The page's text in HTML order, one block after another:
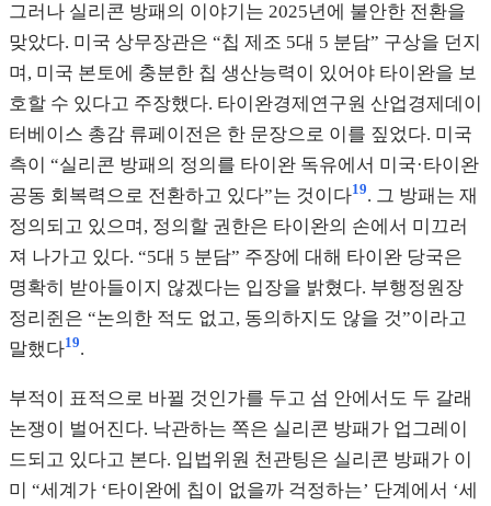
그러나 실리콘 방패의 이야기는 2025년에 불안한 전환을
맞았다. 미국 상무장관은 “칩 제조 5대 5 분담” 구상을 던지
며, 미국 본토에 충분한 칩 생산능력이 있어야 타이완을 보
호할 수 있다고 주장했다. 타이완경제연구원 산업경제데이
터베이스 총감 류페이전은 한 문장으로 이를 짚었다. 미국
측이 “실리콘 방패의 정의를 타이완 독유에서 미국·타이완
공동 회복력으로 전환하고 있다”는 것이다19. 그 방패는 재
정의되고 있으며, 정의할 권한은 타이완의 손에서 미끄러
져 나가고 있다. “5대 5 분담” 주장에 대해 타이완 당국은
명확히 받아들이지 않겠다는 입장을 밝혔다. 부행정원장
정리쥔은 “논의한 적도 없고, 동의하지도 않을 것”이라고
말했다19.
부적이 표적으로 바뀔 것인가를 두고 섬 안에서도 두 갈래
논쟁이 벌어진다. 낙관하는 쪽은 실리콘 방패가 업그레이
드되고 있다고 본다. 입법위원 천관팅은 실리콘 방패가 이
미 “세계가 ‘타이완에 칩이 없을까 걱정하는’ 단계에서 ‘세